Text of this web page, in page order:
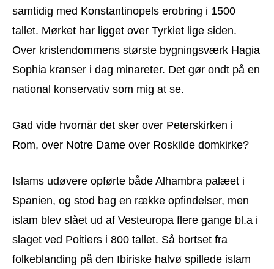
samtidig med Konstantinopels erobring i 1500
tallet. Mørket har ligget over Tyrkiet lige siden.
Over kristendommens største bygningsværk Hagia
Sophia kranser i dag minareter. Det gør ondt på en
national konservativ som mig at se.
Gad vide hvornår det sker over Peterskirken i
Rom, over Notre Dame over Roskilde domkirke?
Islams udøvere opførte både Alhambra palæet i
Spanien, og stod bag en række opfindelser, men
islam blev slået ud af Vesteuropa flere gange bl.a i
slaget ved Poitiers i 800 tallet. Så bortset fra
folkeblanding på den Ibiriske halvø spillede islam